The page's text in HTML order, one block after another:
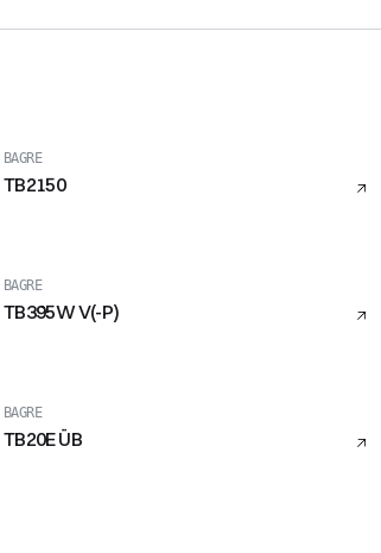
BAGRE
TB2150
BAGRE
TB395W V(-P)
BAGRE
TB20E ÜB